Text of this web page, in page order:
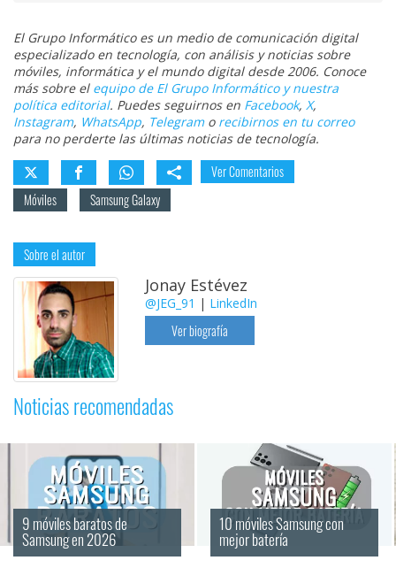
El Grupo Informático es un medio de comunicación digital
especializado en tecnología, con análisis y noticias sobre
móviles, informática y el mundo digital desde 2006. Conoce
más sobre el equipo de El Grupo Informático y nuestra
política editorial. Puedes seguirnos en Facebook, X,
Instagram, WhatsApp, Telegramo recibirnos en tu correo
para no perderte las últimas noticias de tecnología.
Ver Comentarios
Móviles
Samsung Galaxy
Sobre el autor
Jonay Estévez
@JEG_91 | LinkedIn
Ver biografía
Noticias recomendadas
9 móviles baratos de
Samsung en 2026
10 móviles Samsung con
mejor batería